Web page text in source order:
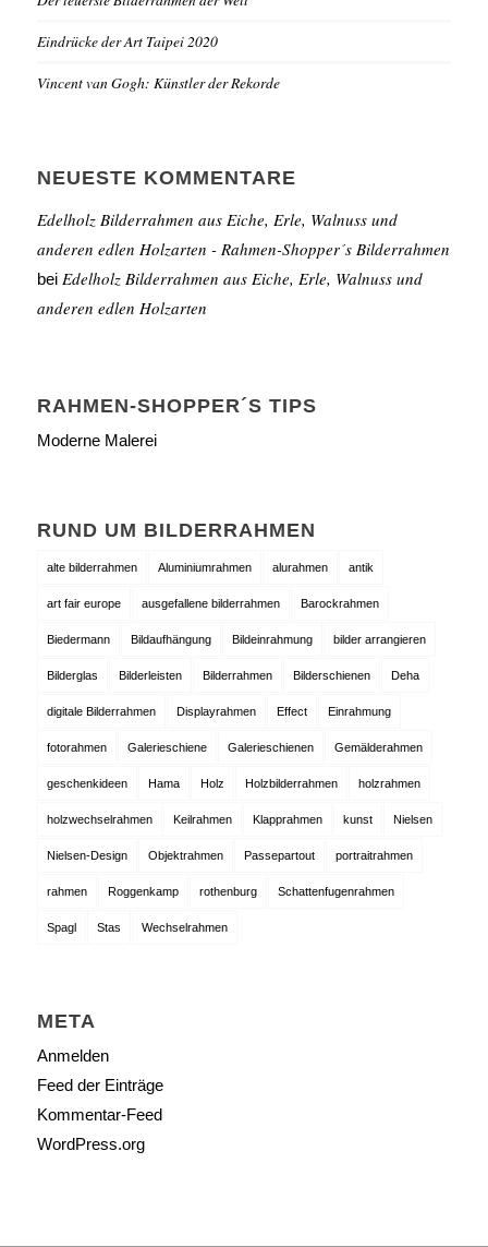
Eindrücke der Art Taipei 2020
Vincent van Gogh: Künstler der Rekorde
NEUESTE KOMMENTARE
Edelholz Bilderrahmen aus Eiche, Erle, Walnuss und
anderen edlen Holzarten - Rahmen-Shopper´s Bilderrahmen
bei Edelholz Bilderrahmen aus Eiche, Erle, Walnuss und
anderen edlen Holzarten
RAHMEN-SHOPPER´S TIPS
Moderne Malerei
RUND UM BILDERRAHMEN
alte bilderrahmen Aluminiumrahmen alurahmen antik
art fair europe ausgefallene bilderrahmen Barockrahmen
Biedermann Bildaufhängung Bildeinrahmung bilder arrangieren
Bilderglas Bilderleisten Bilderrahmen Bilderschienen Deha
digitale Bilderrahmen Displayrahmen Effect Einrahmung
fotorahmen Galerieschiene Galerieschienen Gemälderahmen
geschenkideen Hama Holz Holzbilderrahmen holzrahmen
holzwechselrahmen Keilrahmen Klapprahmen kunst Nielsen
Nielsen-Design Objektrahmen Passepartout portraitrahmen
rahmen Roggenkamp rothenburg Schattenfugenrahmen
Spagl Stas Wechselrahmen
META
Anmelden
Feed der Einträge
Kommentar-Feed
WordPress.org